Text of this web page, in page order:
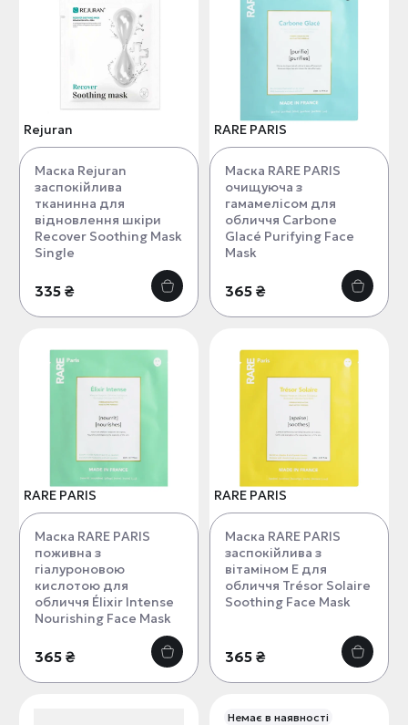
Rejuran
Маска Rejuran
заспокійлива
тканинна для
відновлення шкіри
Recover Soothing Mask
Single
335 ₴
RARE PARIS
Маска RARE PARIS
очищуюча з
гамамелісом для
обличчя Carbone
Glacé Purifying Face
Mask
365 ₴
RARE PARIS
Маска RARE PARIS
поживна з
гіалуроновою
кислотою для
обличчя Élixir Intense
Nourishing Face Mask
365 ₴
RARE PARIS
Маска RARE PARIS
заспокійлива з
вітаміном Е для
обличчя Trésor Solaire
Soothing Face Mask
365 ₴
Немає в наявності